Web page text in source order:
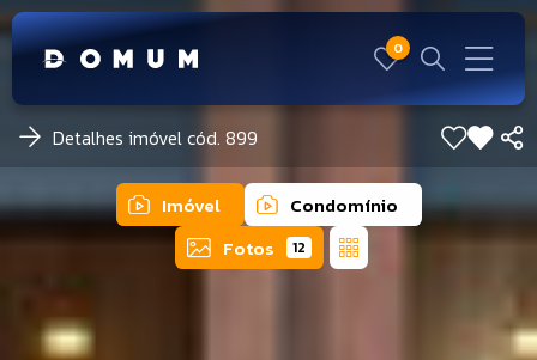
0
Detalhes imóvel cód. 899
Imóvel
Condomínio
Fotos
12